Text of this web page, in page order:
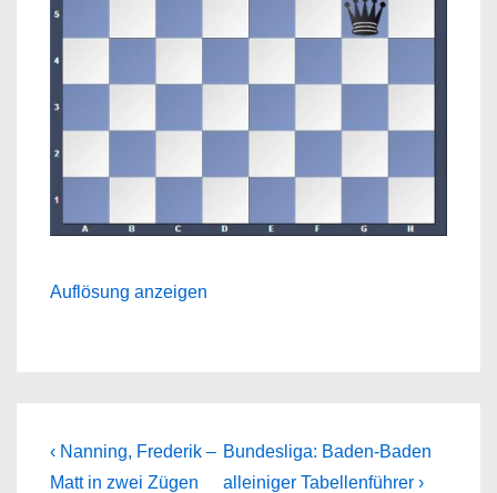
Auflösung anzeigen
Beitragsnavigation
Previous
Post
‹ Nanning, Frederik –
Matt in zwei Zügen
Next
Post
Bundesliga: Baden-Baden
alleiniger Tabellenführer ›